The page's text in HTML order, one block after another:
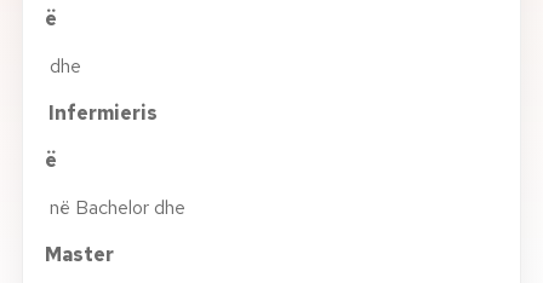
UMS Staff
LMS Canvas
ë
dhe
Infermieris
ë
në Bachelor dhe
Master